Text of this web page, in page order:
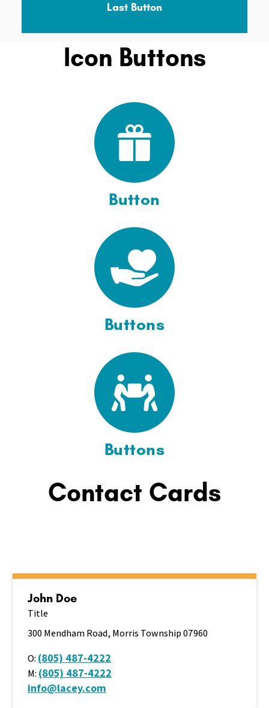
Last Button
Icon Buttons
Button
Buttons
Buttons
Contact Cards
John Doe
Title
300 Mendham Road, Morris Township 07960
O: (805) 487-4222
M: (805) 487-4222
info@lacey.com